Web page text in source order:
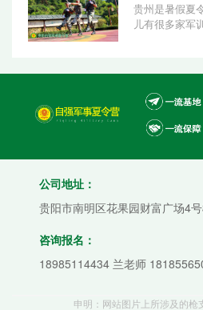
贵州是暑假夏
儿有很多家军
公司地址：
贵阳市南明区花果园财富广场4
咨询报名：
18985114434 兰老师
申明：网站图片上所涉及的枪